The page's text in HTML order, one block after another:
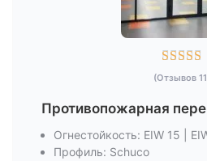

(Отзывов
Противопожарная
Огнестойкость: EIW 15 |
Профиль: Schuco